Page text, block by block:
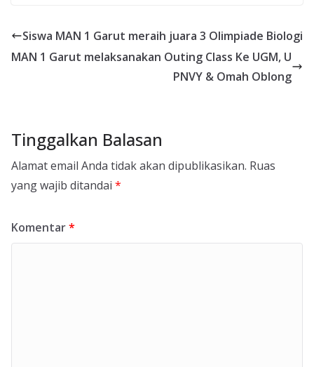
Siswa MAN 1 Garut meraih juara 3 Olimpiade Biologi
MAN 1 Garut melaksanakan Outing Class Ke UGM, U
PNVY & Omah Oblong
Tinggalkan Balasan
Alamat email Anda tidak akan dipublikasikan. Ruas
yang wajib ditandai *
Komentar*